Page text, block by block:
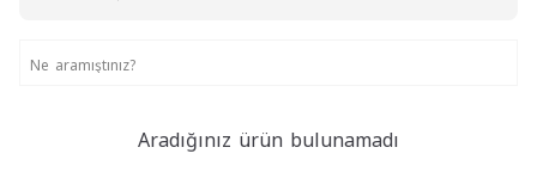
Aradığınız ürün bulunamadı